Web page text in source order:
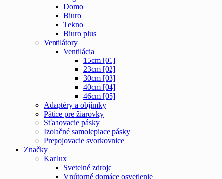
Domo
Biuro
Tekno
Biuro plus
Ventilátory
Ventilácia
15cm [01]
23cm [02]
30cm [03]
40cm [04]
46cm [05]
Adaptéry a objímky
Pätice pre žiarovky
Sťahovacie pásky
Izolačné samolepiace pásky
Prepojovacie svorkovnice
Značky
Kanlux
Svetelné zdroje
Vnútorné domáce osvetlenie